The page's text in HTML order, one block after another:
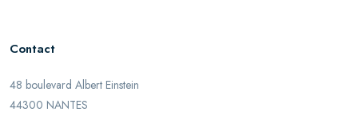
Contact
48 boulevard Albert Einstein
44300 NANTES